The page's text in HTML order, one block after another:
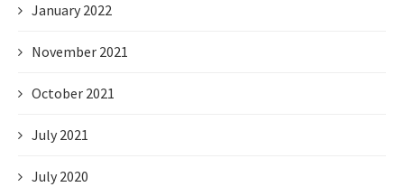
January 2022
November 2021
October 2021
July 2021
July 2020